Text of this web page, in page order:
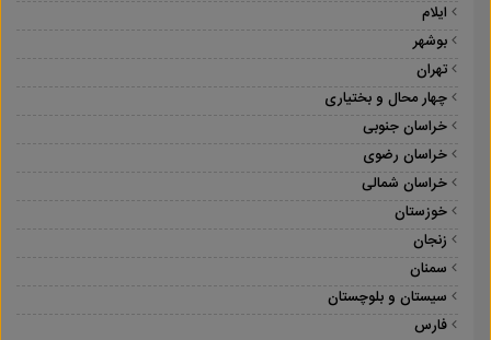
ایلام
بوشهر
تهران
چهار محال و بختیاری
خراسان جنوبی
خراسان رضوی
خراسان شمالی
خوزستان
زنجان
سمنان
سیستان و بلوچستان
فارس